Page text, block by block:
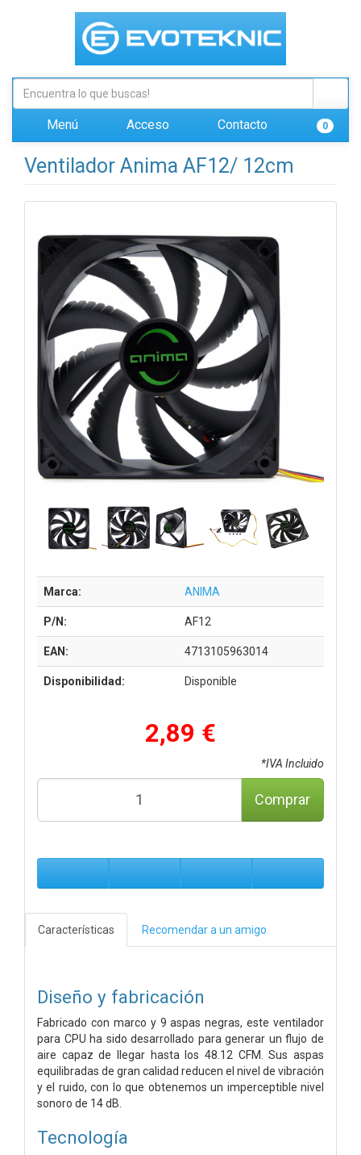
Menú Acceso Contacto 0
Ventilador Anima AF12/ 12cm
Marca: ANIMA
P/N: AF12
EAN: 4713105963014
Disponibilidad: Disponible
2,89 €
*IVA Incluido
Comprar
Características Recomendar a un amigo
Diseño y fabricación
Fabricado con marco y 9 aspas negras, este ventilador
para CPU ha sido desarrollado para generar un flujo de
aire capaz de llegar hasta los 48.12 CFM. Sus aspas
equilibradas de gran calidad reducen el nivel de vibración
y el ruido, con lo que obtenemos un imperceptible nivel
sonoro de 14 dB.
Tecnología